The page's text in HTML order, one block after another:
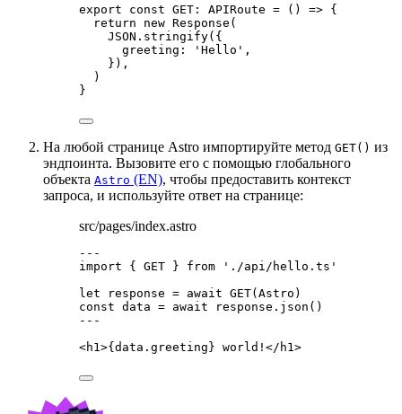
export const GET : APIRoute = ()
=> {
return new Response (
JSON . stringify( {
greeting:
' Hello ' ,
} ) ,
)
}
На любой странице Astro импортируйте метод GET() из
эндпоинта. Вызовите его с помощью глобального
объекта Astro (EN), чтобы предоставить контекст
запроса, и используйте ответ на странице:
src/pages/index.astro
---
import { GET } from ' ./api/hello.ts '
let
response = await GET(Astro)
const data = await response . json ()
---
<h1>{ data . greeting } world! </ h1>